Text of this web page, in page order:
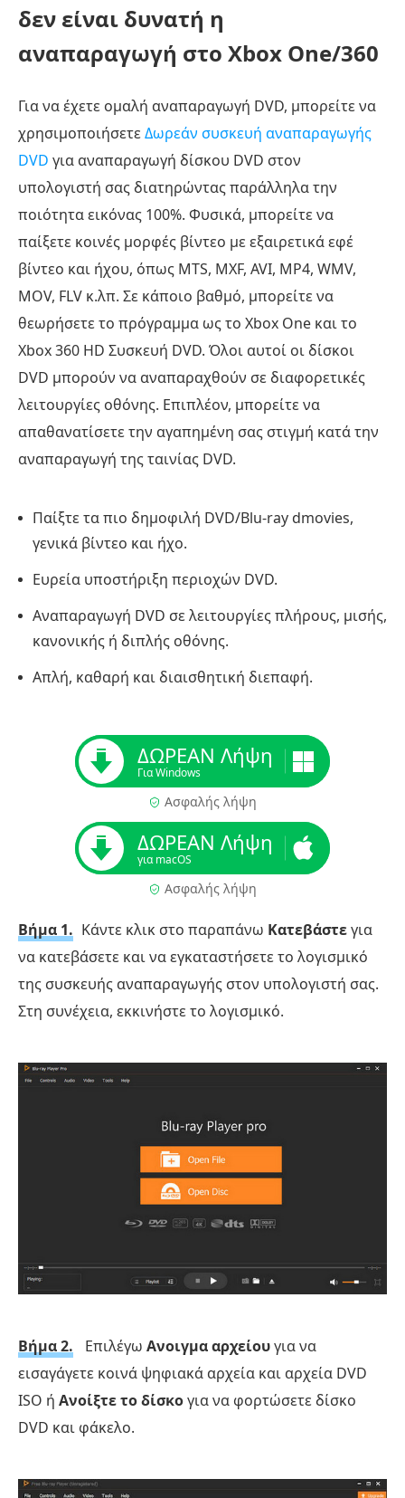
δεν είναι δυνατή η
αναπαραγωγή στο Xbox One/360
Για να έχετε ομαλή αναπαραγωγή DVD, μπορείτε να
χρησιμοποιήσετεΔωρεάν συσκευή αναπαραγωγής
DVD για αναπαραγωγή δίσκου DVD στον
υπολογιστή σας διατηρώντας παράλληλα την
ποιότητα εικόνας 100%. Φυσικά, μπορείτε να
παίξετε κοινές μορφές βίντεο με εξαιρετικά εφέ
βίντεο και ήχου, όπως MTS, MXF, AVI, MP4, WMV,
MOV, FLV κ.λπ. Σε κάποιο βαθμό, μπορείτε να
θεωρήσετε το πρόγραμμα ως το Xbox One και το
Xbox 360 HD Συσκευή DVD. Όλοι αυτοί οι δίσκοι
DVD μπορούν να αναπαραχθούν σε διαφορετικές
λειτουργίες οθόνης. Επιπλέον, μπορείτε να
απαθανατίσετε την αγαπημένη σας στιγμή κατά την
αναπαραγωγή της ταινίας DVD.
Παίξτε τα πιο δημοφιλή DVD/Blu-ray dmovies,
γενικά βίντεο και ήχο.
Ευρεία υποστήριξη περιοχών DVD.
Αναπαραγωγή DVD σε λειτουργίες πλήρους, μισής,
κανονικής ή διπλής οθόνης.
Απλή, καθαρή και διαισθητική διεπαφή.
ΔΩΡΕΑΝ Λήψη
Για Windows
Ασφαλής λήψη
ΔΩΡΕΑΝ Λήψη
για macOS
Ασφαλής λήψη
Βήμα 1. Κάντε κλικ στο παραπάνω Κατεβάστεγια
να κατεβάσετε και να εγκαταστήσετε το λογισμικό
της συσκευής αναπαραγωγής στον υπολογιστή σας.
Στη συνέχεια, εκκινήστε το λογισμικό.
Βήμα 2. Επιλέγω Ανοιγμα αρχείουγια να
εισαγάγετε κοινά ψηφιακά αρχεία και αρχεία DVD
ISO ή Ανοίξτε το δίσκογια να φορτώσετε δίσκο
DVD και φάκελο.